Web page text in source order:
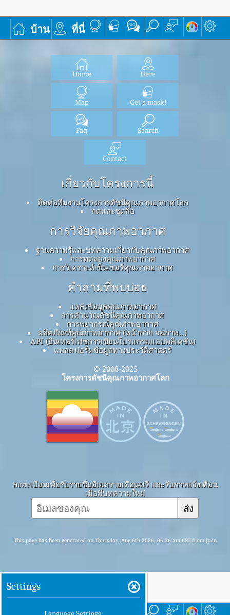
บ้าน ที่นี่
Home Here
Map Get a mask!
Faq Search
Contact
เกี่ยวกับโครงการนี้
ติดต่อทีมงานโครงการดัชนีคุณภาพอากาศโลก
กดและชุดสื่อ
การวิจัยคุณภาพอากาศ
ฐานความรู้และบทความเกี่ยวกับคุณภาพอากาศ
การทดลองคุณภาพอากาศ
การวิเคราะห์เซ็นเซอร์คุณภาพอากาศ
คำถามที่พบบ่อย
แหล่งข้อมูลคุณภาพอากาศ
การคำนวณดัชนีคุณภาพอากาศ
การพยากรณ์คุณภาพอากาศ
ผลิตภัณฑ์คุณภาพอากาศ (หน้ากาก จอภาพ…)
API (อินเทอร์เฟซการเขียนโปรแกรมแอปพลิเคชัน)
แพลตฟอร์มข้อมูลทางประวัติศาสตร์
© 2008-2025
โครงการดัชนีคุณภาพอากาศโลก
ลงทะเบียนเพื่อรับรายชื่ออีเมลรายเดือนฟรี และรับการแจ้งเตือน
เมื่อมีบทความใหม่
ส่ง
This page has been generated on Thursday, Aug 6th 2026, 06:36 am CST from jp2n
Settings